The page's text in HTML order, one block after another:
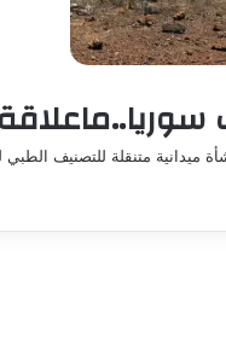
ميدانية متنقلة للتصنيف